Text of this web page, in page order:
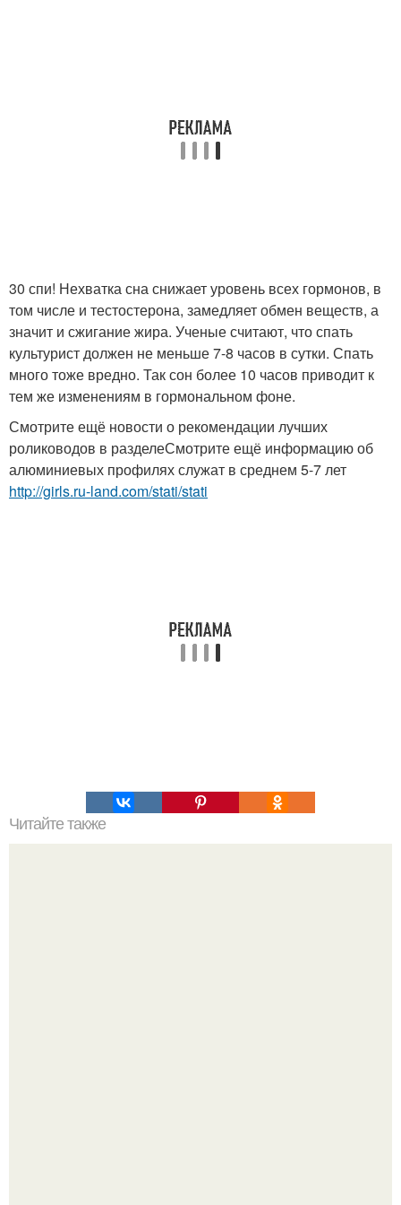
30 спи! Нехватка сна снижает уровень всех гормонов, в
том числе и тестостерона, замедляет обмен веществ, а
значит и сжигание жира. Ученые считают, что спать
культурист должен не меньше 7-8 часов в сутки. Спать
много тоже вредно. Так сон более 10 часов приводит к
тем же изменениям в гормональном фоне.
Смотрите ещё новости о рекомендации лучших
ролиководов в разделеСмотрите ещё информацию об
алюминиевых профилях служат в среднем 5-7 лет
http://girls.ru-land.com/stati/stati
Читайте также